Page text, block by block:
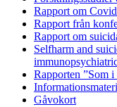
Rapport om
Rapport från
Rapport om
Selfharm and
Rapporten ”Som
Gåvokort